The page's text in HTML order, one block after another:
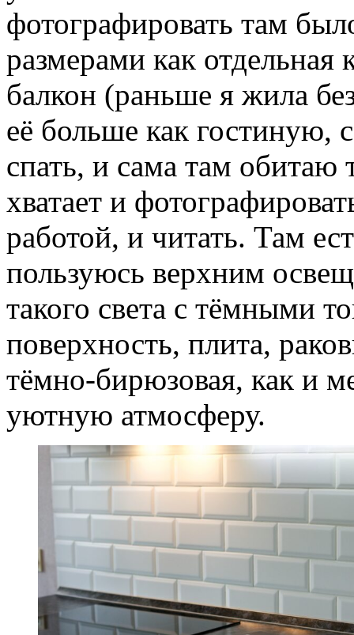
фотографировать там
размерами как
балкон (раньше я жила
её больше как гостиную,
спать, и сама там обитаю
хватает и
работой, и читать. Там
пользуюсь верхним
такого света с тёмными
поверхность, плита,
тёмно-бирюзовая, как и
уютную атмосферу.